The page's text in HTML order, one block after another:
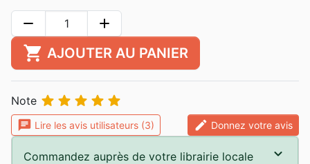
remove add
shopping_cart AJOUTER AU PANIER
Note     
chat Lire les avis utilisateurs (3) edit Donnez votre avis
Commandez auprès de votre librairie locale